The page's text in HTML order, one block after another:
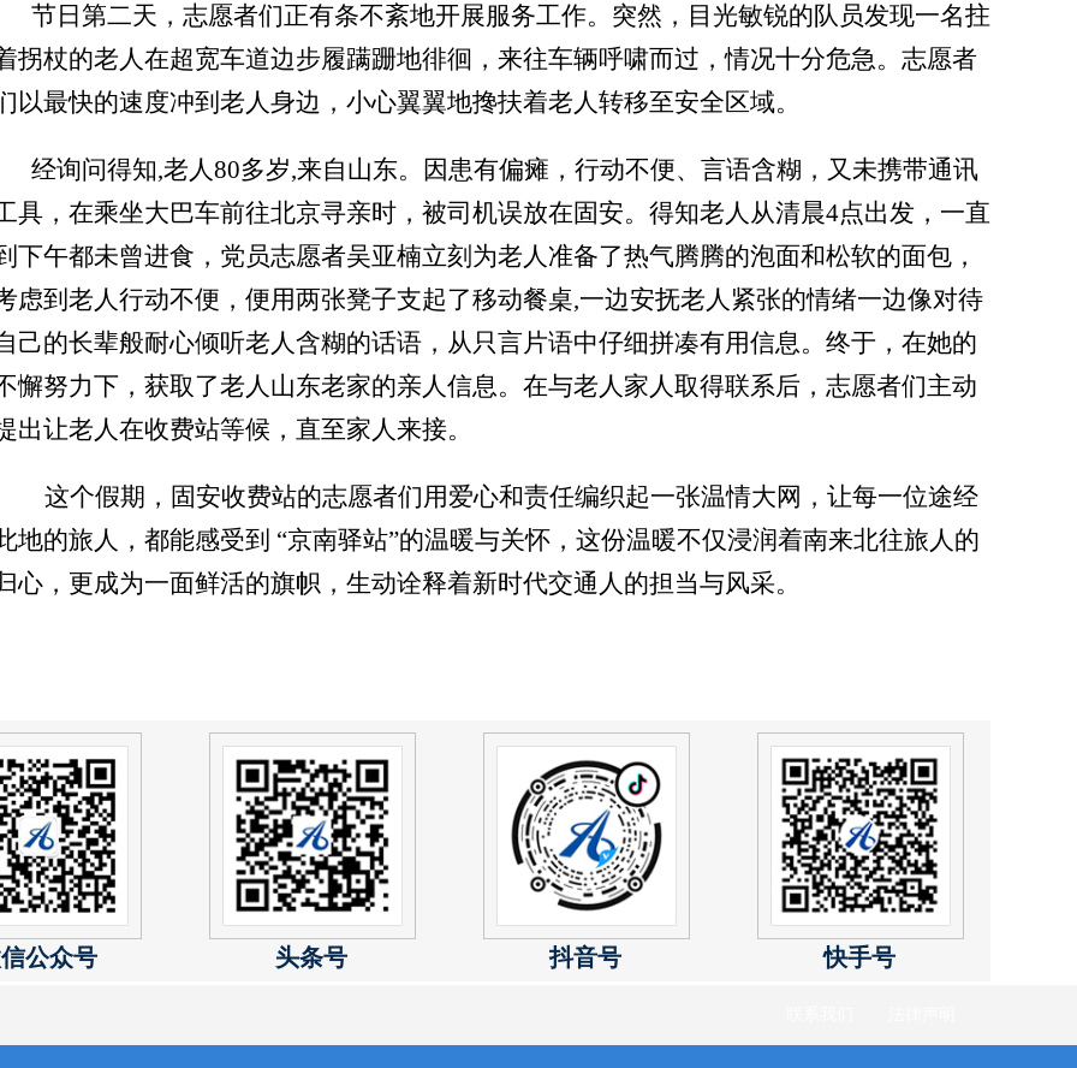
节日第二天，志愿者们正有条不紊地开展服务工作。突然，目光敏锐的队员发现一名拄
拐杖的老人在超宽车道边步履蹒跚地徘徊，来往车辆呼啸而过，情况十分危急。志愿者
以最快的速度冲到老人身边，小心翼翼地搀扶着老人转移至安全区域。
经询问得知,老人80多岁,来自山东。因患有偏瘫，行动不便、言语含糊，又未携带通讯
具，在乘坐大巴车前往北京寻亲时， 被司机误放在固安。得知老人从清晨4点出发，一直
下午都未曾进食，党员志愿者吴亚楠立刻 为老人准备了热气腾腾的泡面和松软的面包，
虑到老人行动不便，便用两张凳子支起了移动餐桌,一边安抚老人紧张的情绪一边像对待
己的长辈般耐心倾听老人含糊的话语， 从只言片语中仔细拼凑有用信息。终于，在她的
懈努力下，获取了老人山东老家的亲人信息。 在与老人家人取得联系后， 志愿者们主动
出让老人在收费站等候 ， 直至家人来接。
这个假期，固安收费站的志愿者们用爱心和责任编织起一张温情大网，让每一位途经
地的旅人，都能感受到 “京南驿站”的温暖与关怀，这份温暖不仅浸润着南来北往旅人的
心，更成为一面鲜活的旗帜，生动诠释着新时代交通人的担当与风采。
公众号 头条号 抖音号 快手号